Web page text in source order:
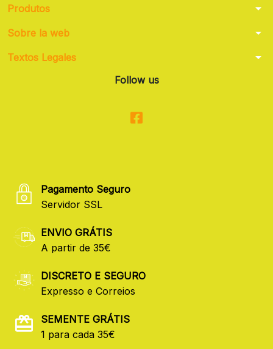
Produtos arrow_drop_down
Sobre la web arrow_drop_down
Textos Legales arrow_drop_down
Follow us
Pagamento Seguro
Servidor SSL
ENVIO GRÁTIS
A partir de 35€
DISCRETO E SEGURO
Expresso e Correios
SEMENTE GRÁTIS
1 para cada 35€